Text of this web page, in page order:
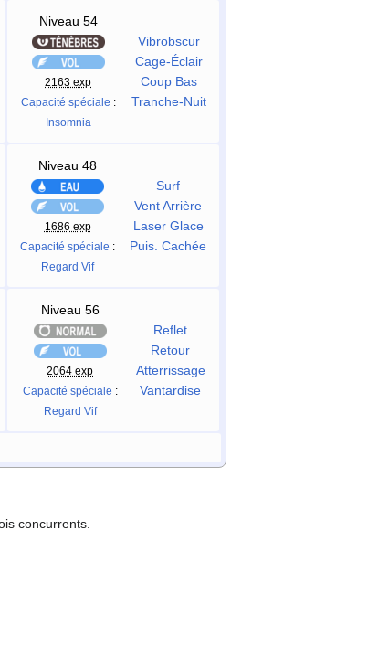
Niveau 54
2163 exp
Capacité spéciale :
Insomnia
Vibrobscur
Cage-Éclair
Coup Bas
Tranche-Nuit
Niveau 48
1686 exp
Capacité spéciale :
Regard Vif
Surf
Vent Arrière
Laser Glace
Puis. Cachée
Niveau 56
2064 exp
Capacité spéciale :
Regard Vif
Reflet
Retour
Atterrissage
Vantardise
concurrents.